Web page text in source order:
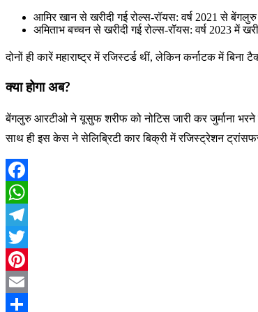
आमिर खान से खरीदी गई रोल्स-रॉयस: वर्ष 2021 से
अमिताभ बच्चन से खरीदी गई रोल्स-रॉयस: वर्ष 2023 में
दोनों ही कारें महाराष्ट्र में रजिस्टर्ड थीं, लेकिन कर्नाटक में बिना
क्या होगा अब?
बेंगलुरु आरटीओ ने यूसुफ शरीफ को नोटिस जारी कर जुर्माना
साथ ही इस केस ने सेलिब्रिटी कार बिक्री में रजिस्ट्रेशन
Facebook
WhatsApp
Telegram
Twitter
Pinterest
Email